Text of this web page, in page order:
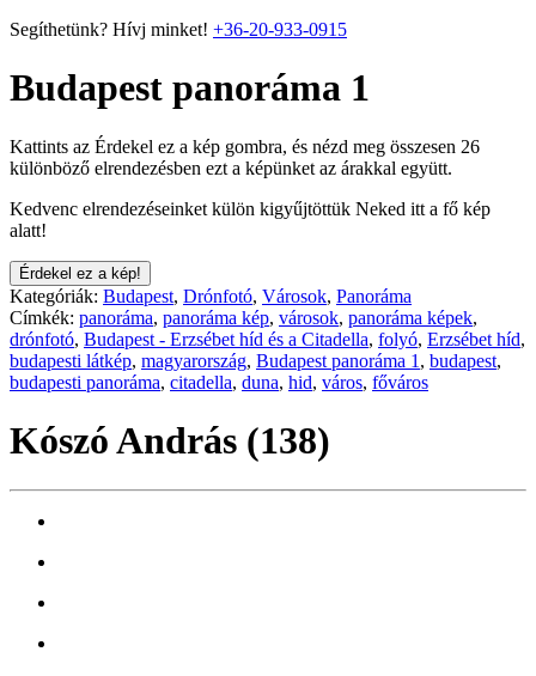
Segíthetünk? Hívj minket! +36-20-933-0915
Budapest panoráma 1
Kattints az Érdekel ez a kép gombra, és nézd meg összesen 26
különböző elrendezésben ezt a képünket az árakkal együtt.
Kedvenc elrendezéseinket külön kigyűjtöttük Neked itt a fő kép
alatt!
Érdekel ez a kép!
Kategóriák: Budapest, Drónfotó, Városok, Panoráma
Címkék: panoráma, panoráma kép, városok, panoráma képek,
drónfotó, Budapest - Erzsébet híd és a Citadella, folyó, Erzsébet híd,
budapesti látkép, magyarország, Budapest panoráma 1 , budapest,
budapesti panoráma, citadella, duna, hid, város, főváros
Kószó András (138)